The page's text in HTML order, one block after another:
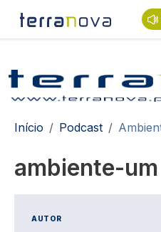
Passar para o conteúdo
Navegação
Início Podcast
ambiente-
AUTOR